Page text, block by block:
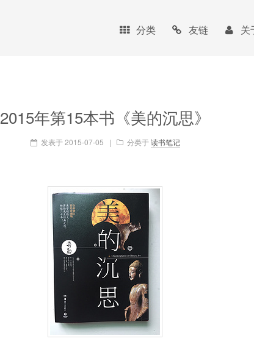
分类 友链 关
2015年第15本书《美的沉思》
发表于 2015-07-05 | 分类于 读书笔记